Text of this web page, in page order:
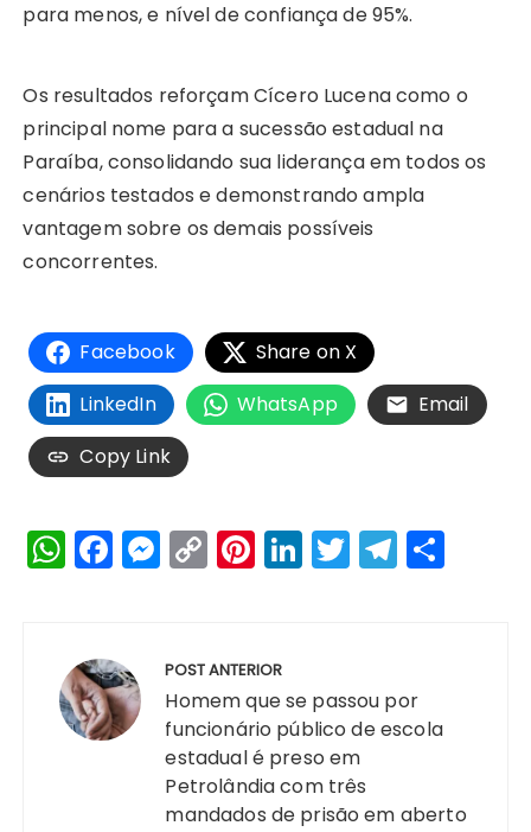
para menos, e nível de confiança de 95%.
Os resultados reforçam Cícero Lucena como o
principal nome para a sucessão estadual na
Paraíba, consolidando sua liderança em todos os
cenários testados e demonstrando ampla
vantagem sobre os demais possíveis
concorrentes.
Facebook
Share on X
LinkedIn
WhatsApp
Email
Copy Link
W
h
ts
A
p
F
a
e
b
o
M
e
s
e
n
g
er
C
o
y
Li
n
k
Pi
n
re
st
Li
n
dI
n
T
w
r
T
el
r
a
Post
POST ANTERIOR
Homem que se passou por
funcionário público de escola
estadual é preso em
Petrolândia com três
mandados de prisão em aberto